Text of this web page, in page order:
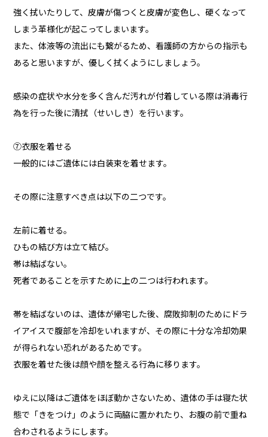
強く拭いたりして、皮膚が傷つくと皮膚が変色し、硬くなって
しまう革様化が起こってしまいます。
また、体液等の流出にも繋がるため、看護師の方からの指示も
あると思いますが、優しく拭くようにしましょう。
感染の症状や水分を多く含んだ汚れが付着している際は消毒行
為を行った後に清拭（せいしき）を行います。
⑦衣服を着せる
一般的にはご遺体には白装束を着せます。
その際に注意すべき点は以下の二つです。
左前に着せる。
ひもの結び方は立て結び。
帯は結ばない。
死者であることを示すために上の二つは行われます。
帯を結ばないのは、遺体が帰宅した後、腐敗抑制のためにドラ
イアイスで腹部を冷却をいれますが、その際に十分な冷却効果
が得られない恐れがあるためです。
衣服を着せた後は顔や顔を整える行為に移ります。
ゆえに以降はご遺体をほぼ動かさないため、遺体の手は寝た状
態で「きをつけ」のように両脇に置かれたり、お腹の前で重ね
合わされるようにします。